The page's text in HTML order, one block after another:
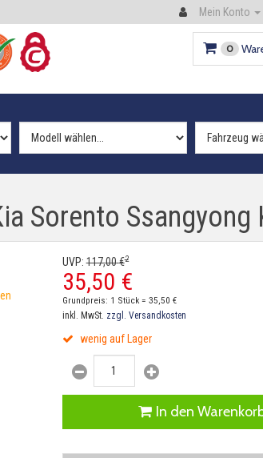
Mein Konto
0
Sorento Ssangyong
UVP:117,00€2
35,50 €
Grundpreis: 1 Stück = 35,50 €
inkl. MwSt. zzgl. Versandkosten
wenig auf Lager
In den